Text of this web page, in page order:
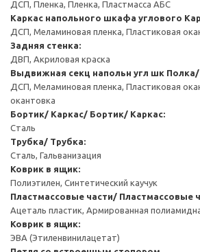
ДСП, Пленка, Пленка, Пластмасса АБС
Каркас напольного шкафа углового
ДСП, Меламиновая пленка, Пластиковая
Задняя стенка:
ДВП, Акриловая краска
Выдвижная секц напольн угл шк
ДСП, Меламиновая пленка, Пластиковая
окантовка
Бортик/ Каркас/ Бортик/ Каркас:
Сталь
Трубка/ Трубка:
Сталь, Гальванизация
Коврик в ящик:
Полиэтилен, Синтетический каучук
Пластмассовые части/ Пластмассовые
Ацеталь пластик, Армированная
Коврик в ящик:
ЭВА (Этиленвинилацетат)